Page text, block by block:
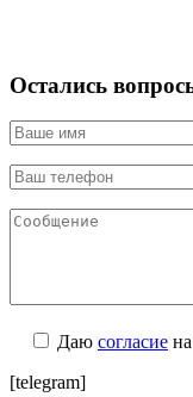
Остались
Даю согласие
[telegram]